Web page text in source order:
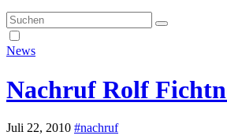
News
Nachruf Rolf
Juli 22, 2010 #nachruf